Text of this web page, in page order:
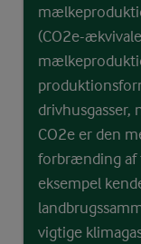
(CO2e-
drivhusgasser,
CO2e er den
forbrænding af
eksempel
vigtige